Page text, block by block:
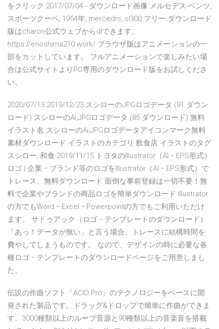
をクリック 2017/07/04 - ダウンロード画像 メルセデス-ベンツ,
スポーツクーペ, 1954年, mercedrs, sl300 フリー ダウンロード
版はcharon公式ウェブからdlできます。
https://enoshima210.work/ ブラウザ版はアニメーションの一
部をカットしています。 フルアニメーションで楽しみたい場
合は公式サイトよりPC専用のダウンロード版をお試しくださ
い。
2020/07/13 2019/12/23 スシローのJPGロゴデータ (91 ダウン
ロード) スシローのAi,JPGロゴデータ (85 ダウンロード) 無料
イラスト名 スシローのAi,JPGロゴデータアイコンマーク無料
素材ダウンロード イラストのカテゴリ 飲食店 イラストのタグ
スシロー, 和食 2019/11/15 トヨタのIllustrator（AI・EPS形式）
ロゴ | 企業・ブランド等のロゴをIllustrator（AI・EPS形式）で
トレース、無料ダウンロード 面倒な事前登録は一切不要！無
料で企業やブランドの商品ロゴを簡単ダウンロード Illustrator
の方でもWord・Excel・Powerpointの方でもご利用いただけ
ます。 サドゥアック（ロゴ・テンプレートのダウンロード）
「あっ！データが無い」と言う場合、トレースに結構時間を
費やしてしまうものです。 なので、デザインの時に必要な各
種ロゴ・テンプレートのダウンロードページをご用意しまし
た。
伝説の作曲ソフト「ACID Pro」のテクノロジーをベースに開
発された製品です。ドラッグ&ドロップで簡単に作曲ができま
す。3000種類以上のループ音源と90種類以上の音楽音を搭載